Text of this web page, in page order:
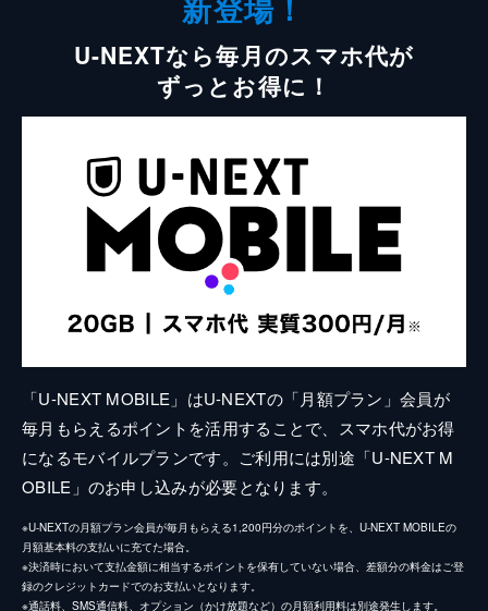
新登場！
U-NEXTなら毎月のスマホ代が
ずっとお得に！
「U-NEXT MOBILE」はU-NEXTの「月額プラン」会員が
毎月もらえるポイントを活用することで、スマホ代がお得
になるモバイルプランです。ご利用には別途「U-NEXT M
OBILE」のお申し込みが必要となります。
※U-NEXTの月額プラン会員が毎月もらえる1,200円分のポイントを、U-NEXT MOBILEの
月額基本料の支払いに充てた場合。
※決済時において支払金額に相当するポイントを保有していない場合、差額分の料金はご登
録のクレジットカードでのお支払いとなります。
※通話料、SMS通信料、オプション（かけ放題など）の月額利用料は別途発生します。